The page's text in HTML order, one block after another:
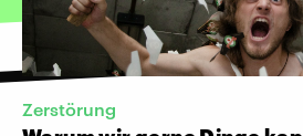
Zerstörung